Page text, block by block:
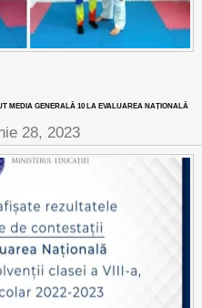
MEDIA GENERALĂ 10 LA EVALUAREA NAȚIONALĂ
28, 2023